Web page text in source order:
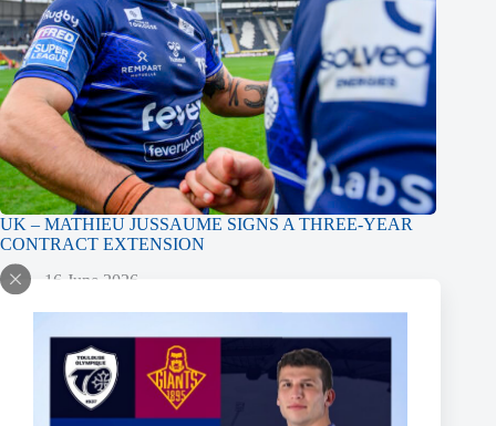
UK – MATHIEU JUSSAUME SIGNS A THREE-YEAR
CONTRACT EXTENSION
16 June 2026